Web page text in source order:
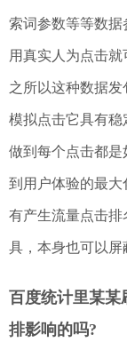
索词参数等等数
用真实人为点击就
之所以这种数据
模拟点击它具有
做到每个点击都
到用户体验的最
有产生流量点击排
具，本身也可以屏
百度统计里某某
排影响的吗?